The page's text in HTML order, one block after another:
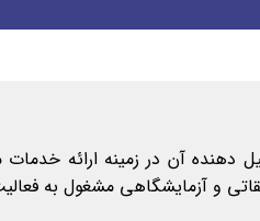
دهنده آن در زمینه ارائه
و آزمایشگاهی مشغول به